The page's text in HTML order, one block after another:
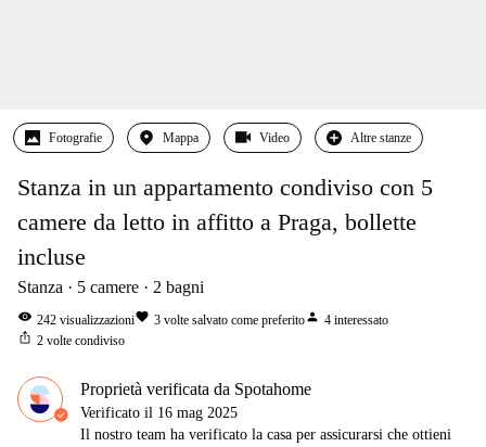
Fotografie Mappa Video Altre stanze
Stanza in un appartamento condiviso con 5
camere da letto in affitto a Praga, bollette
incluse
Stanza 5 camere 2 bagni
visibility 242 visualizzazionifavorite 3 volte salvato come preferitoperson 4 interessato
ios_share 2 volte condiviso
Proprietà verificata da Spotahome
Verificato il 16 mag 2025
Il nostro team ha verificato la casa per assicurarsi che ottieni